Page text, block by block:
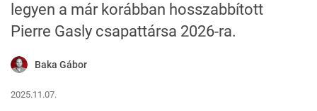
legyen a már korábban hosszabbított
Pierre Gasly csapattársa 2026-ra.
Baka Gábor
2025.11.07.